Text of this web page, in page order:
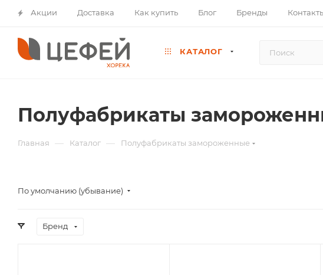
Акции Доставка Как купить Блог Бренды
КАТАЛОГ
Полуфабрикаты
Главная — Каталог — Полуфабрикаты замороженные
По умолчанию (убывание)
Бренд